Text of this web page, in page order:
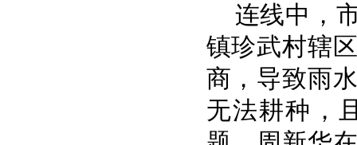
连线中，
镇珍武村辖
商，导致雨
无法耕种，